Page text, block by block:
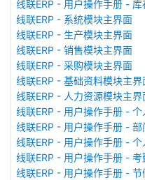
线联ERP - 用户操作手册 - 库
线联ERP - 系统模块主界面
线联ERP - 生产模块主界面
线联ERP - 销售模块主界面
线联ERP - 采购模块主界面
线联ERP - 基础资料模块主界
线联ERP - 人力资源模块主界
线联ERP - 用户操作手册 - 个
线联ERP - 用户操作手册 - 部
线联ERP - 用户操作手册 - 个
线联ERP - 用户操作手册 - 考
线联ERP - 用户操作手册 - 节